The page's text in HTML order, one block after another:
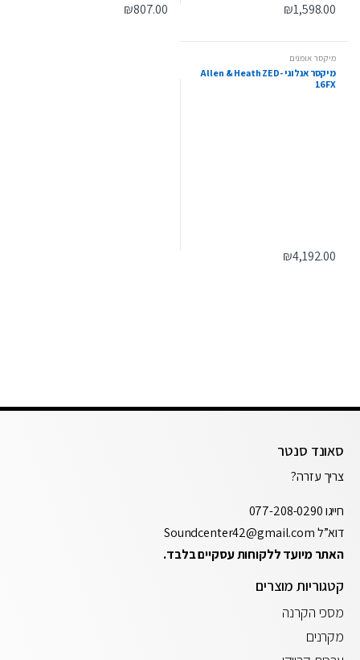
₪1,598.00
₪807.00
מיקסר אומנים
מיקסר אנלוגי Allen & Heath ZED-
16FX
₪4,192.00
סאונד סנטר
צריך עזרה?
חייגו077-208-0290
דוא”ל
האתר מיועד ללקוחות עסקיים בלבד.
קטגוריות מוצרים
מסכי הקרנה
מקרנים